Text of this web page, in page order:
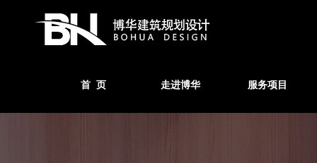
首 页 走进博华 服务项目